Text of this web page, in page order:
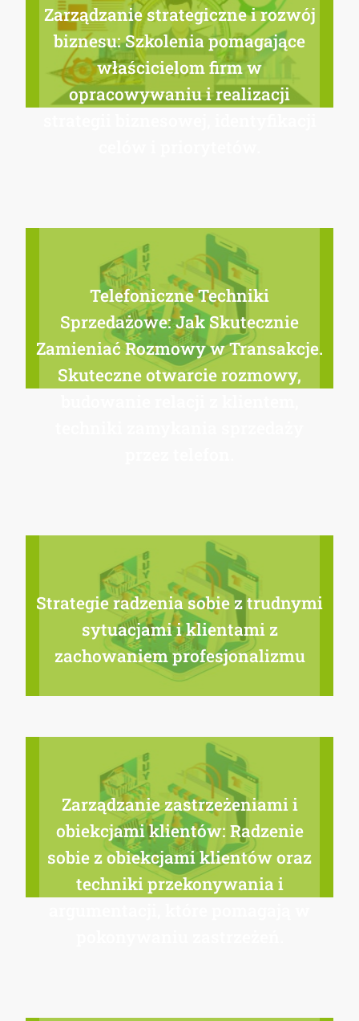
Zarządzanie strategiczne i rozwój
biznesu: Szkolenia pomagające
właścicielom firm w
opracowywaniu i realizacji
Telefoniczne Techniki
Sprzedażowe: Jak Skutecznie
Zamieniać Rozmowy w Transakcje.
Skuteczne otwarcie rozmowy,
Strategie radzenia sobie z trudnymi
sytuacjami i klientami z
zachowaniem profesjonalizmu
Zarządzanie zastrzeżeniami i
obiekcjami klientów: Radzenie
sobie z obiekcjami klientów oraz
techniki przekonywania i